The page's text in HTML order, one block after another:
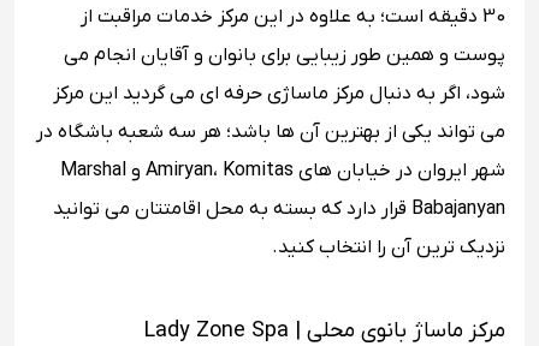
30 دقیقه است؛ به علاوه در این مرکز خدمات مراقبت از
پوست و همین طور زیبایی برای بانوان و آقایان انجام می
شود، اگر به دنبال مرکز ماساژی حرفه ای می گردید این مرکز
می تواند یکی از بهترین آن ها باشد؛ هر سه شعبه باشگاه در
شهر ایروان در خیابان های Amiryan، Komitas و Marshal
Babajanyan قرار دارد که بسته به محل اقامتتان می توانید
نزدیک ترین آن را انتخاب کنید.
مرکز ماساژ بانوی محلی | Lady Zone Spa